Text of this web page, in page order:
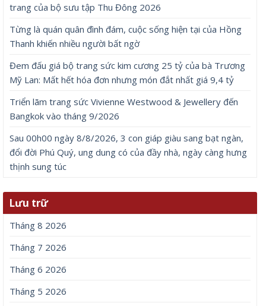
trang của bộ sưu tập Thu Đông 2026
Từng là quán quân đình đám, cuộc sống hiện tại của Hồng
Thanh khiến nhiều người bất ngờ
Đem đấu giá bộ trang sức kim cương 25 tỷ của bà Trương
Mỹ Lan: Mất hết hóa đơn nhưng món đắt nhất giá 9,4 tỷ
Triển lãm trang sức Vivienne Westwood & Jewellery đến
Bangkok vào tháng 9/2026
Sau 00h00 ngày 8/8/2026, 3 con giáp giàu sang bạt ngàn,
đổi đời Phú Quý, ung dung có của đầy nhà, ngày càng hưng
thịnh sung túc
Lưu trữ
Tháng 8 2026
Tháng 7 2026
Tháng 6 2026
Tháng 5 2026